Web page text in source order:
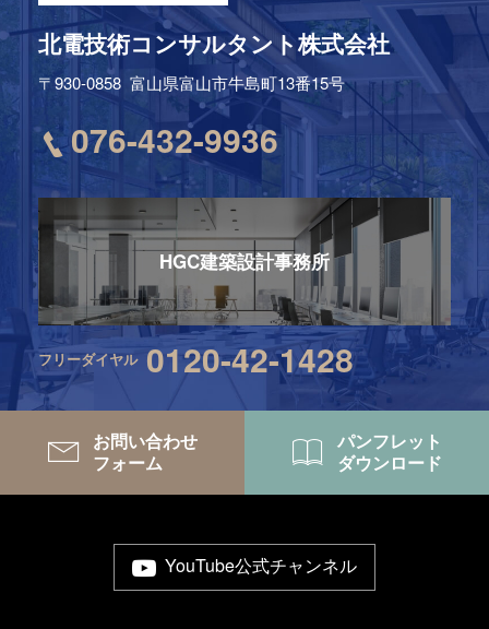
北電技術コンサルタント株式会社
〒930-0858 富山県富山市牛島町13番15号
076-432-9936
HGC建築設計事務所
フリーダイヤル 0120-42-1428
お問い合わせ
フォーム
パンフレット
ダウンロード
YouTube公式チャンネル